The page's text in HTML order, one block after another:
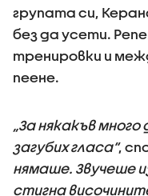
групата си,
без да усети.
тренировки и
пеене.
„За някакъв
загубих гласа“,
нямаше. Звучеше
стигна